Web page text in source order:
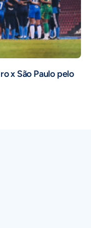
x São Paulo pelo